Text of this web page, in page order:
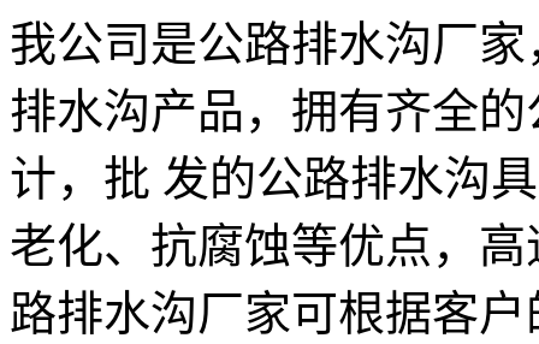
我公司是公路排水沟厂
排水沟产品，拥有齐全
计，批 发的公路排水沟
老化、抗腐蚀等优点，
路排水沟厂家可根据客